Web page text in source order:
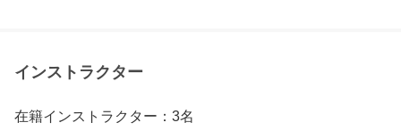
インストラクター
在籍インストラクター：3名